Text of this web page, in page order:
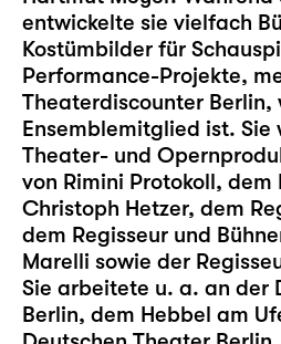
entwickelte sie vielfach
Kostümbilder für
Performance-Projekte,
Theaterdiscounter Berlin,
Ensemblemitglied ist.
Theater- und
von Rimini Protokoll, dem
Christoph Hetzer, dem
dem Regisseur und
Marelli sowie der
Sie arbeitete u. a. an der
Berlin, dem Hebbel am